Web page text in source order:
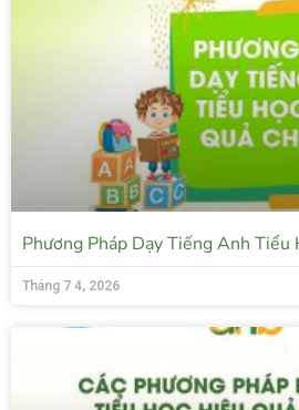
Phương Pháp Dạy Tiếng Anh Tiểu
Tháng 7 4, 2026